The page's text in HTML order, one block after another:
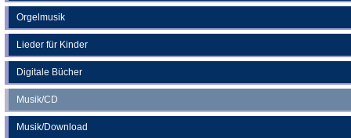
Orgelmusik
Lieder für Kinder
Digitale Bücher
Musik/CD
Musik/Download